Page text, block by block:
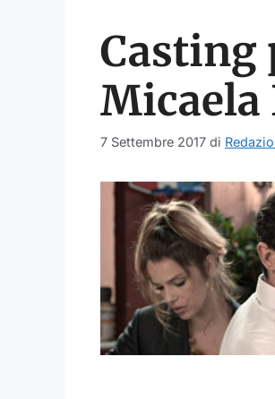
Casting
Micaela
7 Settembre 2017 di